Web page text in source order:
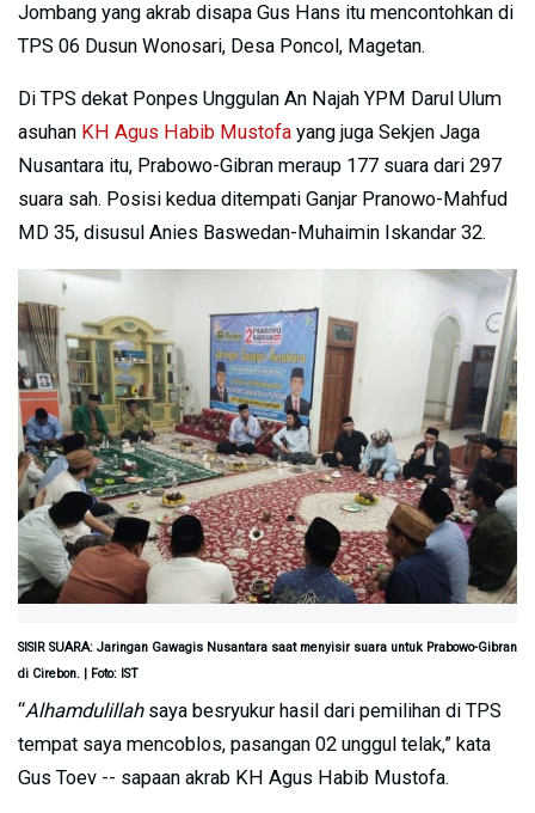
Jombang yang akrab disapa Gus Hans itu mencontohkan di
TPS 06 Dusun Wonosari, Desa Poncol, Magetan.
Di TPS dekat Ponpes Unggulan An Najah YPM Darul Ulum
asuhan KH Agus Habib Mustofa yang juga Sekjen Jaga
Nusantara itu, Prabowo-Gibran meraup 177 suara dari 297
suara sah. Posisi kedua ditempati Ganjar Pranowo-Mahfud
MD 35, disusul Anies Baswedan-Muhaimin Iskandar 32.
SISIR SUARA: Jaringan Gawagis Nusantara saat menyisir suara untuk Prabowo-Gibran
di Cirebon. | Foto: IST
“Alhamdulillahsaya besryukur hasil dari pemilihan di TPS
tempat saya mencoblos, pasangan 02 unggul telak,” kata
Gus Toev -- sapaan akrab KH Agus Habib Mustofa.